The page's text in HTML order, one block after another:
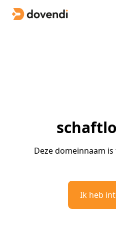
Deze domeinnaam
Ik heb